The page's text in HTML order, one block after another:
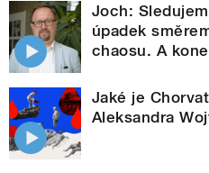
Joch:
úpadek
chaosu. A
Jaké je
Aleksandra